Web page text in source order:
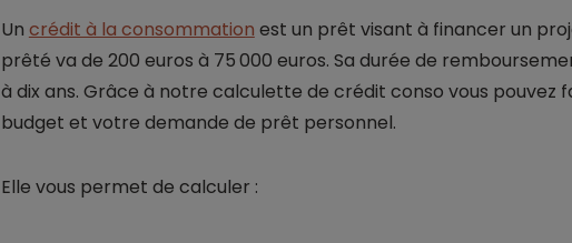
Un crédit à la consommation est un prêt visant à financer un
prêté va de 200 euros à 75 000 euros. Sa durée de
à dix ans. Grâce à notre calculette de crédit conso vous
budget et votre demande de prêt personnel.
Elle vous permet de calculer :